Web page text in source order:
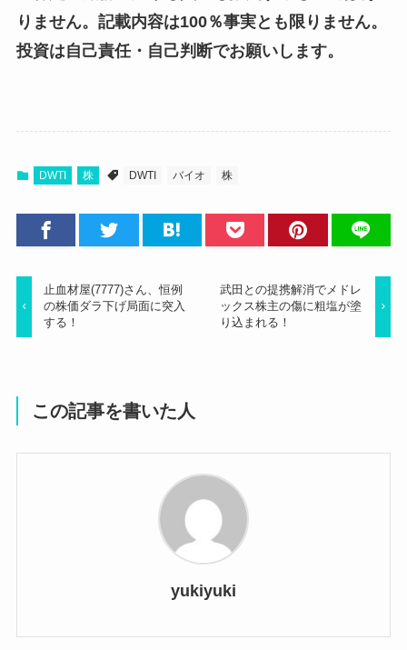
りません。記載内容は100％事実とも限りません。
投資は自己責任・自己判断でお願いします。
DWTI 株 DWTI バイオ 株
止血材屋(7777)さん、恒例
の株価ダラ下げ局面に突入
する！
武田との提携解消でメドレ
ックス株主の傷に粗塩が塗
り込まれる！
この記事を書いた人
yukiyuki